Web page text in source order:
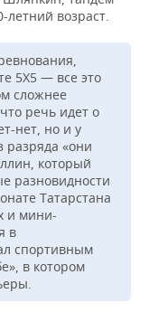
возраст.
5Х5 — все это
сложнее
речь идет о
нет, но и у
разряда «они
который
разновидности
Татарстана
и мини-
в
спортивным
в котором